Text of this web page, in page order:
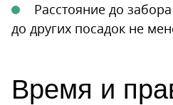
Расстояние до
до других посадок не
Время и